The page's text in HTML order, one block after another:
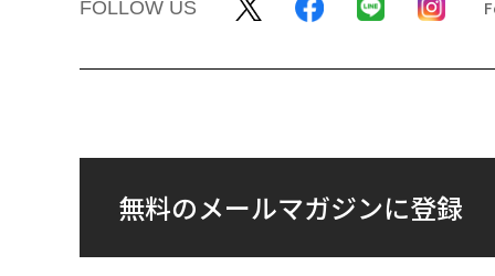
FOLLOW US
無料のメールマガジンに登録